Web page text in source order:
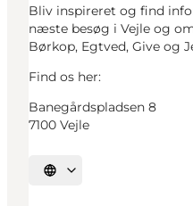
Bliv inspireret og find
næste besøg i Vejle og
Børkop, Egtved, Give og
Find os her:
Banegårdspladsen 8
7100 Vejle
Vælg sprog